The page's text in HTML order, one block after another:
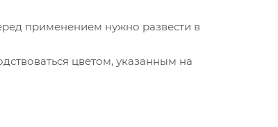
применением нужно развести в
цветом, указанным на